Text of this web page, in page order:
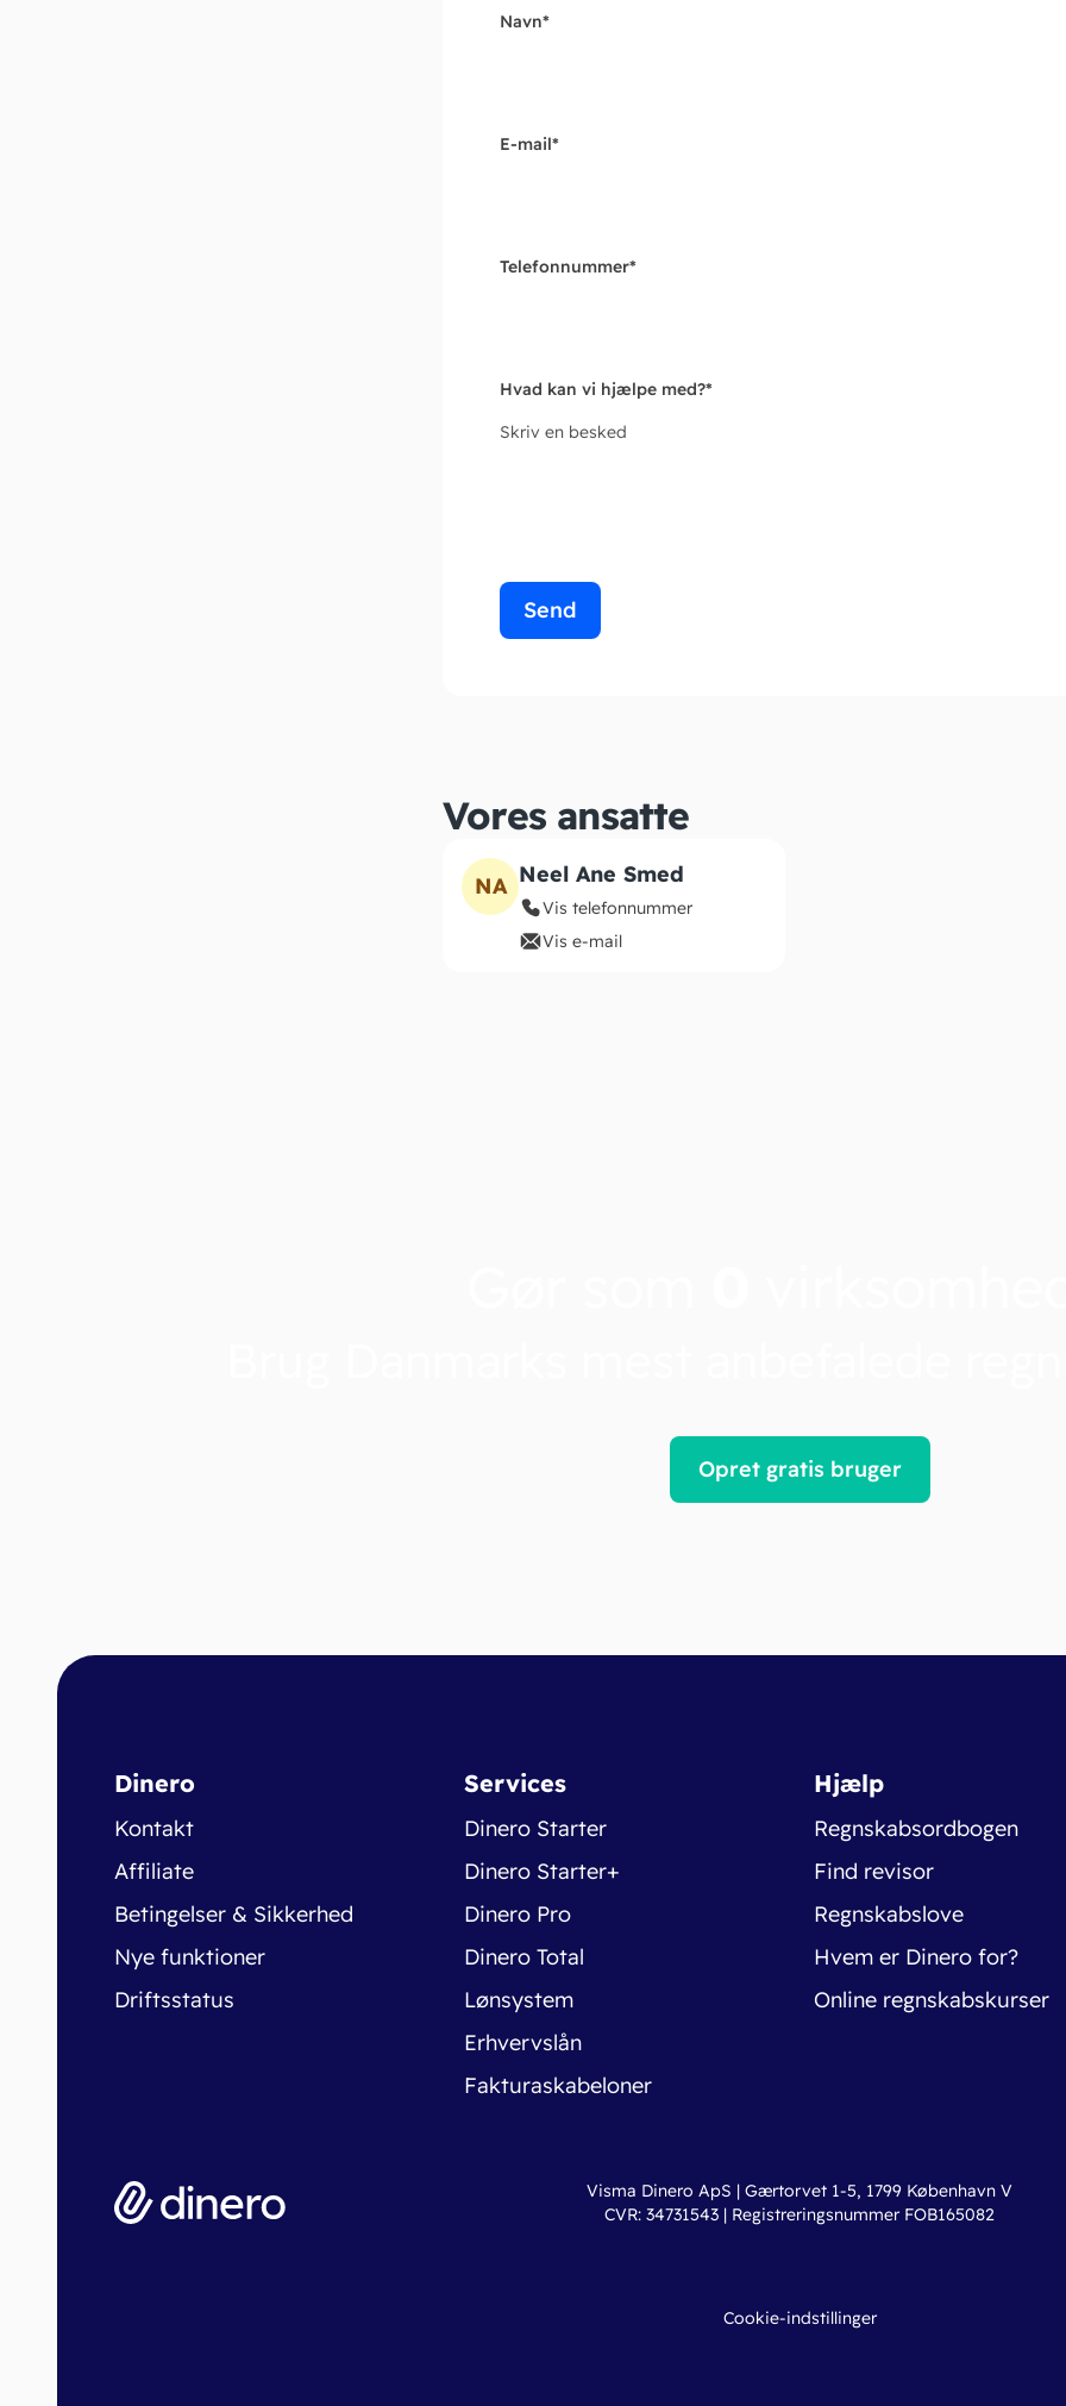
Navn*
E-mail*
Telefonnummer*
Hvad kan vi hjælpe med?*
Skriv en besked
Send
Vores ansatte
NA Neel Ane Smed
Vis telefonnummer
Vis e-mail
Opret gratis bruger
Dinero
Kontakt
Affiliate
Betingelser & Sikkerhed
Nye funktioner
Driftsstatus
Services
Dinero Starter
Dinero Starter+
Dinero Pro
Dinero Total
Lønsystem
Erhvervslån
Fakturaskabeloner
Hjælp
Regnskabsordbogen
Find revisor
Regnskabslove
Hvem er Dinero for?
Online regnskabskurser
Visma Dinero ApS | Gærtorvet 1-5, 1799 København V
CVR: 34731543 | Registreringsnummer FOB165082
Cookie-indstillinger